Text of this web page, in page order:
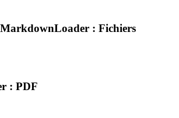
: Fichiers
: PDF